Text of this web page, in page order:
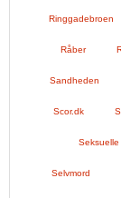
Ringgadebroen
Råber
Sandheden
Scor.dk
Selvmord